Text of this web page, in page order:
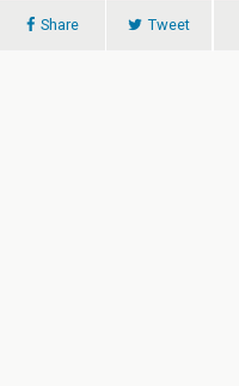
Share Tweet